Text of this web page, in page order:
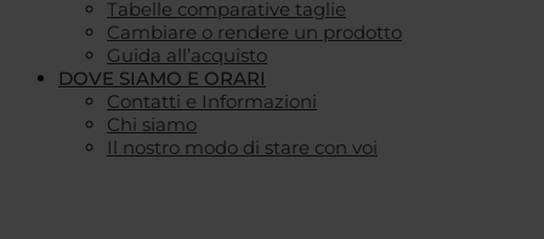
Tabelle comparative taglie
Cambiare o rendere un prodotto
Guida all’acquisto
DOVE SIAMO E ORARI
Contatti e Informazioni
Chi siamo
Il nostro modo di stare con voi